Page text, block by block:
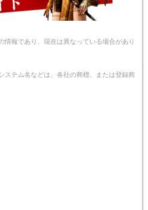
情報であり、現在は異なっている場合があり
ステム名などは、各社の商標、または登録商